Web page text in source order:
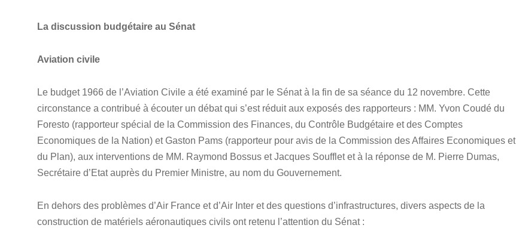
La discussion budgétaire au Sénat
Aviation civile
Le budget 1966 de l’Aviation Civile a été examiné par le Sénat à la fin de sa séance du 12 novembre. Cette
circonstance a contribué à écouter un débat qui s’est réduit aux exposés des rapporteurs : MM. Yvon Coudé du
Foresto (rapporteur spécial de la Commission des Finances, du Contrôle Budgétaire et des Comptes
Economiques de la Nation) et Gaston Pams (rapporteur pour avis de la Commission des Affaires Economiques et
du Plan), aux interventions de MM. Raymond Bossus et Jacques Soufflet et à la réponse de M. Pierre Dumas,
Secrétaire d’Etat auprès du Premier Ministre, au nom du Gouvernement.
En dehors des problèmes d’Air France et d’Air Inter et des questions d’infrastructures, divers aspects de la
construction de matériels aéronautiques civils ont retenu l’attention du Sénat :